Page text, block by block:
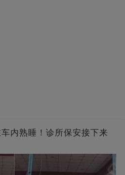
内熟睡！诊所保安接下来